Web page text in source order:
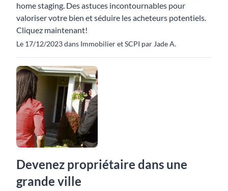
home staging. Des astuces incontournables pour
valoriser votre bien et séduire les acheteurs potentiels.
Cliquez maintenant!
Le 17/12/2023 dans Immobilier et SCPI par Jade A.
Devenez propriétaire dans une
grande ville